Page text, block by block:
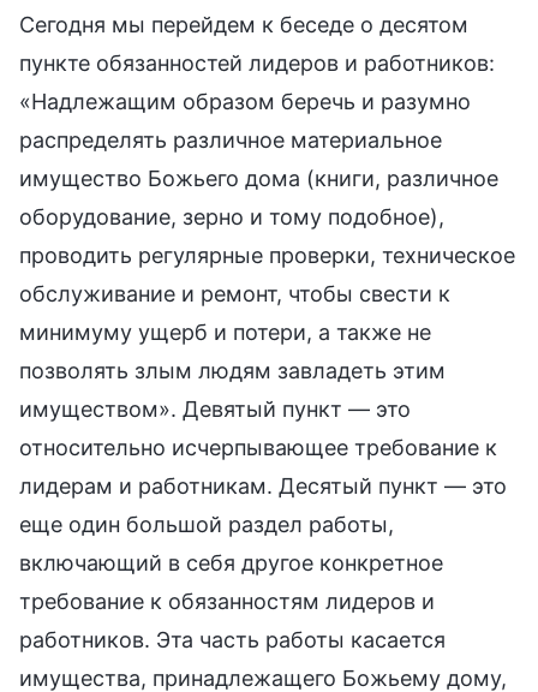
Сегодня мы перейдем к беседе о десятом
пункте обязанностей лидеров и работников:
«Надлежащим образом беречь и разумно
распределять различное материальное
имущество Божьего дома (книги, различное
оборудование, зерно и тому подобное),
проводить регулярные проверки, техническое
обслуживание и ремонт, чтобы свести к
минимуму ущерб и потери, а также не
позволять злым людям завладеть этим
имуществом». Девятый пункт — это
относительно исчерпывающее требование к
лидерам и работникам. Десятый пункт — это
еще один большой раздел работы,
включающий в себя другое конкретное
требование к обязанностям лидеров и
работников. Эта часть работы касается
имущества, принадлежащего Божьему дому,